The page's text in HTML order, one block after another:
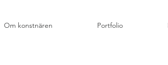
Om konstnären Portfolio